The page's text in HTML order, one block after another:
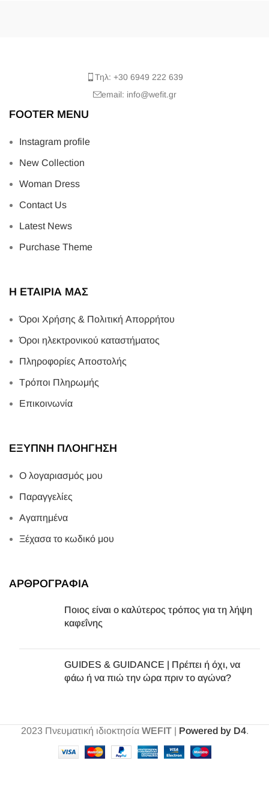
Τηλ: +30 6949 222 639
email: info@wefit.gr
FOOTER MENU
Instagram profile
New Collection
Woman Dress
Contact Us
Latest News
Purchase Theme
Η ΕΤΑΙΡΙΑ ΜΑΣ
Όροι Χρήσης & Πολιτική Απορρήτου
Όροι ηλεκτρονικού καταστήματος
Πληροφορίες Αποστολής
Τρόποι Πληρωμής
Επικοινωνία
ΕΞΥΠΝΗ ΠΛΟΗΓΗΣΗ
Ο λογαριασμός μου
Παραγγελίες
Αγαπημένα
Ξέχασα το κωδικό μου
ΑΡΘΡΟΓΡΑΦΙΑ
Ποιος είναι ο καλύτερος τρόπος για τη λήψη
καφεΐνης
GUIDES & GUIDANCE | Πρέπει ή όχι, να
φάω ή να πιώ την ώρα πριν το αγώνα?
2023 Πνευματική ιδιοκτησία WEFIT| Powered by D4.